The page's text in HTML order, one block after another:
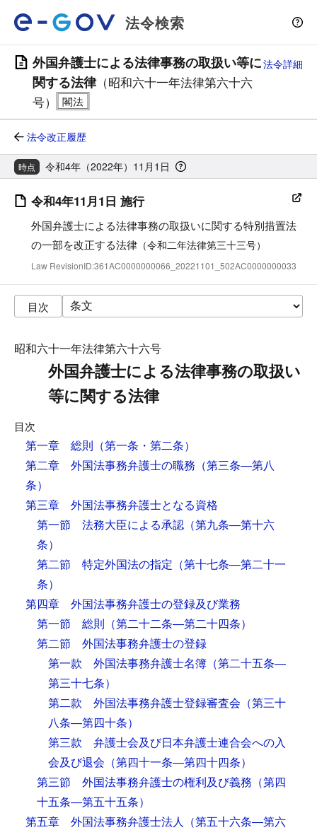
法令検索
外国弁護士による法律事務の取扱い等に
関する法律（昭和六十一年法律第六十六
号）
法令詳細
法令改正履歴
時点 令和4年（2022年）11月1日
令和4年11月1日 施行
外国弁護士による法律事務の取扱いに関する特別措置法
の一部を改正する法律 （令和二年法律第三十三号）
Law RevisionID:361AC0000000066_20221101_502AC0000000033
目次
昭和六十一年法律第六十六号
外国弁護士による法律事務の取扱い
等に関する法律
目次
第一章 総則 （第一条・第二条）
第二章 外国法事務弁護士の職務 （第三条―第八
条）
第三章 外国法事務弁護士となる資格
第一節 法務大臣による承認 （第九条―第十六
条）
第二節 特定外国法の指定 （第十七条―第二十一
条）
第四章 外国法事務弁護士の登録及び業務
第一節 総則 （第二十二条―第二十四条）
第二節 外国法事務弁護士の登録
第一款 外国法事務弁護士名簿 （第二十五条―
第三十七条）
第二款 外国法事務弁護士登録審査会 （第三十
八条―第四十条）
第三款 弁護士会及び日本弁護士連合会への入
会及び退会 （第四十一条―第四十四条）
第三節 外国法事務弁護士の権利及び義務 （第四
十五条―第五十五条）
第五章 外国法事務弁護士法人 （第五十六条―第六